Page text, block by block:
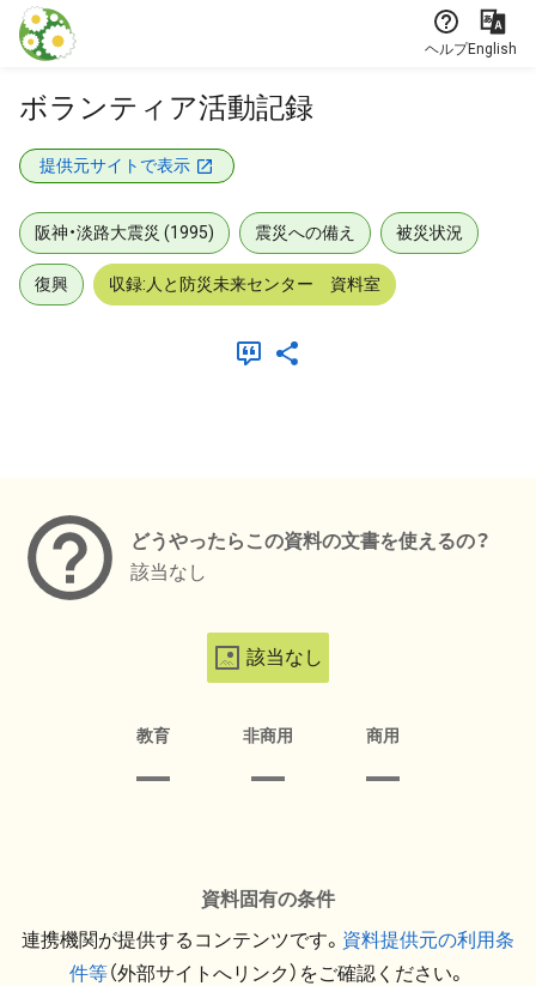
本文に飛ぶ
ヘルプEnglish
ボランティア活動記録
提供元サイトで表示
阪神・淡路大震災 (1995) 震災への備え 被災状況
復興 収録:人と防災未来センター 資料室
どうやったらこの資料の文書を使えるの？
該当なし
該当なし
教育 非商用 商用
資料固有の条件
連携機関が提供するコンテンツです。 資料提供元の利用条
件等（外部サイトへリンク）をご確認ください。